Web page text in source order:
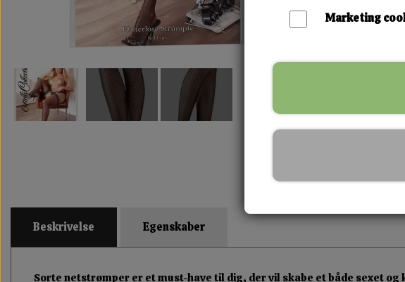
✅ Fysisk butik
✅ Sikker
Beskrivelse Egenskaber
Sorte netstrømper er et must-have til dig, der vil skabe et både sexet
Marketing